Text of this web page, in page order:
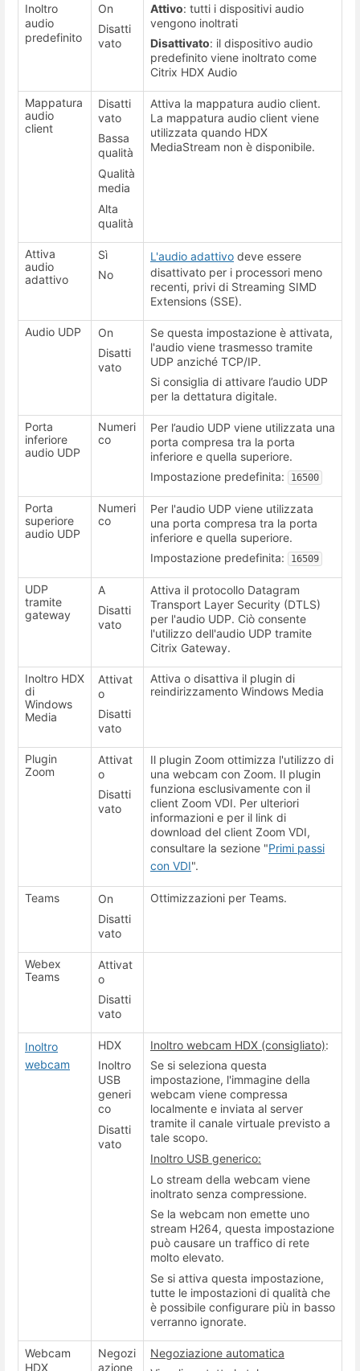
Inoltro
audio
predefinito
On
Disatti
vato
Attivo: tutti i dispositivi audio
vengono inoltrati
Disattivato: il dispositivo audio
predefinito viene inoltrato come
Citrix HDX Audio
Mappatura
audio
client
Disatti
vato
Bassa
qualità
Qualità
media
Alta
qualità
Attiva la mappatura audio client.
La mappatura audio client viene
utilizzata quando HDX
MediaStream non è disponibile.
Attiva
audio
adattivo
Sì
No
L'audio adattivo deve essere
disattivato per i processori meno
recenti, privi di Streaming SIMD
Extensions (SSE).
Audio UDP
On
Disatti
vato
Se questa impostazione è attivata,
l'audio viene trasmesso tramite
UDP anziché TCP/IP.
Si consiglia di attivare l’audio UDP
per la dettatura digitale.
Porta
inferiore
audio UDP
Numeri
co
Per l’audio UDP viene utilizzata una
porta compresa tra la porta
inferiore e quella superiore.
Impostazione predefinita:
16500
Porta
superiore
audio UDP
Numeri
co
Per l'audio UDP viene utilizzata
una porta compresa tra la porta
inferiore e quella superiore.
Impostazione predefinita:
16509
UDP
tramite
gateway
A
Disatti
vato
Attiva il protocollo Datagram
Transport Layer Security (DTLS)
per l'audio UDP. Ciò consente
l'utilizzo dell'audio UDP tramite
Citrix Gateway.
Inoltro HDX
di
Windows
Media
Attivat
o
Disatti
vato
Attiva o disattiva il plugin di
reindirizzamento Windows Media
Plugin
Zoom
Attivat
o
Disatti
vato
Il plugin Zoom ottimizza l'utilizzo di
una webcam con Zoom. Il plugin
funziona esclusivamente con il
client Zoom VDI. Per ulteriori
informazioni e per il link di
download del client Zoom VDI,
consultare la sezione "Primi passi
con VDI".
Teams
On
Disatti
vato
Ottimizzazioni per Teams.
Webex
Teams
Attivat
o
Disatti
vato
Inoltro
webcam
HDX
Inoltro
USB
generi
co
Disatti
vato
Inoltro webcam HDX (consigliato):
Se si seleziona questa
impostazione, l'immagine della
webcam viene compressa
localmente e inviata al server
tramite il canale virtuale previsto a
tale scopo.
Inoltro USB generico:
Lo stream della webcam viene
inoltrato senza compressione.
Se la webcam non emette uno
stream H264, questa impostazione
può causare un traffico di rete
molto elevato.
Se si attiva questa impostazione,
tutte le impostazioni di qualità che
è possibile configurare più in basso
verranno ignorate.
Webcam
HDX
Negozi
azione
Negoziazione automatica